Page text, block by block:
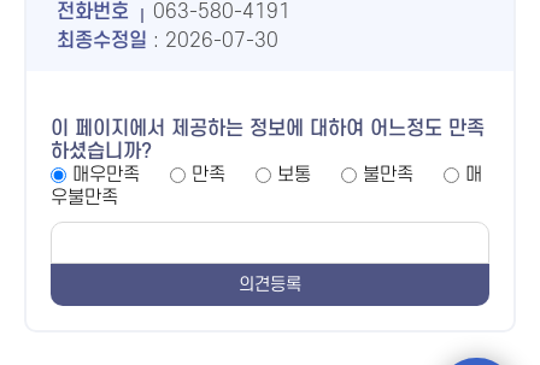
전화번호
063-580-4191
최종수정일 : 2026-07-30
이 페이지에서 제공하는 정보에 대하여 어느정도 만족
하셨습니까?
매우만족
만족 보통 불만족
매
우불만족